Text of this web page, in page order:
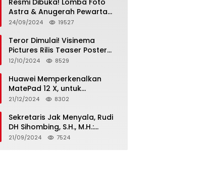
Resmi Dibuka! Lomba Foto
Astra & Anugerah Pewarta
Astra 2024: Bersama,
24/09/2024 19527
Teror Dimulai! Visinema
Pictures Rilis Teaser Poster
Wanita Ahli Neraka, Siap
November 2024
12/10/2024 8529
Huawei Memperkenalkan
MatePad 12 X, untuk
Pengalaman Lebih dari
Bright dan Desain Stylish
Tablet Ringan yang Hadirkan
Standar Baru untuk
21/12/2024 8302
Sekretaris Jak Menyala, Rudi
DH Sihombing, S.H., M.H.:
Cagub & Cawagub DKI
21/09/2024 7524